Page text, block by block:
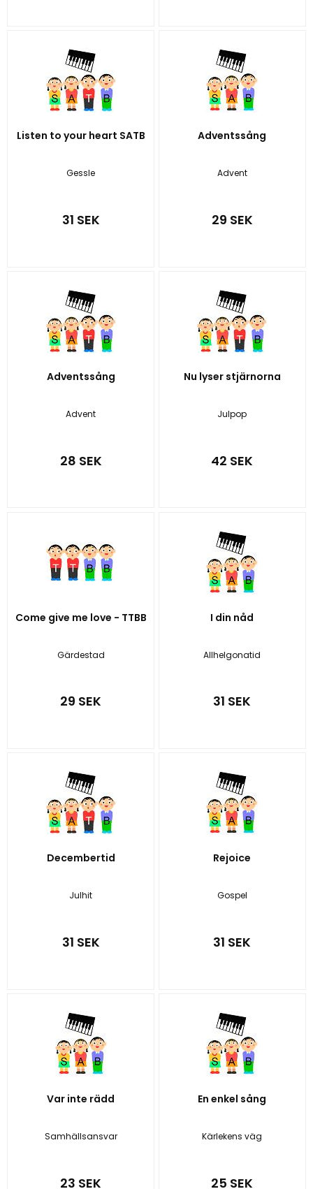
Listen to your heart SATB
Gessle
31 SEK
Adventssång
Advent
29 SEK
Adventssång
Advent
28 SEK
Nu lyser stjärnorna
Julpop
42 SEK
Come give me love - TTBB
Gärdestad
29 SEK
I din nåd
Allhelgonatid
31 SEK
Decembertid
Julhit
31 SEK
Rejoice
Gospel
31 SEK
Var inte rädd
Samhällsansvar
23 SEK
En enkel sång
Kärlekens väg
25 SEK